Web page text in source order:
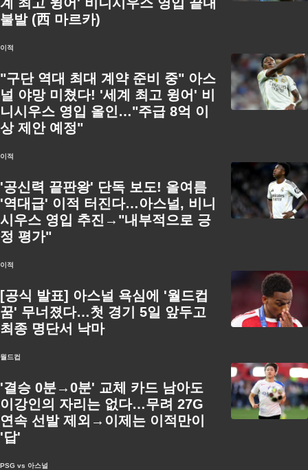
불발 (西 마르카)
이적
"구단 역대 최대 계약 준비 중" 아스
널 야망 미쳤다! '세계 최고 윙어' 비
니시우스 영입 올인…"주급 8억 이
상 제안 예정"
이적
'공신력 끝판왕' 단독 보도! 올여름
'역대급' 이적 터진다…아스널, 비니
시우스 영입 추진→"내부적으로 긍
정 평가"
이적
[공식 발표] 아스널 욕심에 '월드컵
꿈' 무너졌다…첫 경기 5일 앞두고
최종 명단서 낙마
월드컵
'결승 0분→0분' 교체 카드 남아도
이강인의 자리는 없다…무려 27G
연속 선발 제외→이제는 이적만이
'답'
PSG vs 아스널